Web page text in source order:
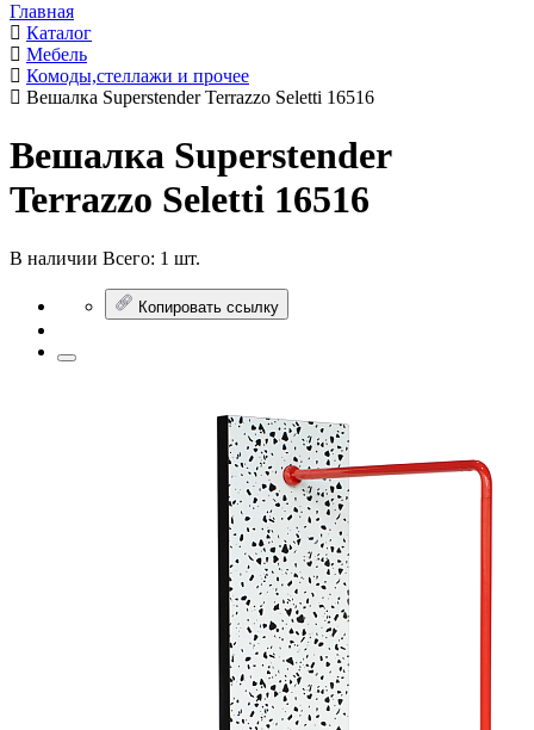
Главная
Каталог
Мебель
Комоды,стеллажи и прочее
Вешалка Superstender Terrazzo Seletti 16516
Вешалка Superstender
Terrazzo Seletti 16516
В наличии Всего: 1 шт.
Копировать ссылку